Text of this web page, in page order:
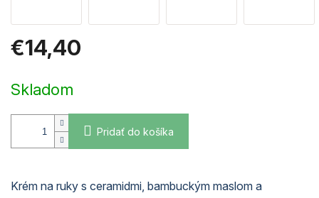
€14,40
cena:
Skladom
Pridať do košíka
Krém na ruky s ceramidmi, bambuckým maslom a